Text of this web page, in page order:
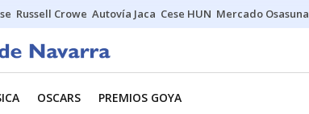
Russell Crowe Autovía Jaca Cese HUN Mercado Osasuna
OSCARS PREMIOS GOYA